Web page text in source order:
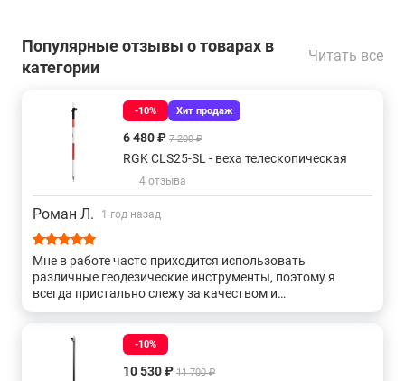
С кольцевым зажимом
Веха геодезическая с винтовой фиксацией
Высотой от 2 до 3 метров
Популярные отзывы о товарах в
категории
Читать все
-10% Хит продаж
6 480 ₽ 7 200 ₽
RGK CLS25-SL - веха телескопическая
4 отзыва
Роман Л. 1 год назад
Мне в работе часто приходится использовать
различные геодезические инструменты, поэтому я
всегда пристально слежу за качеством и
функциональностью каждого из них. Когда я приобрел
характеристиками. Кроме того, я оценил удобство
работы, телескопическая конструкция позволяет
быстро и легко регулировать ее высоту.
-10%
10 530 ₽ 11 700 ₽